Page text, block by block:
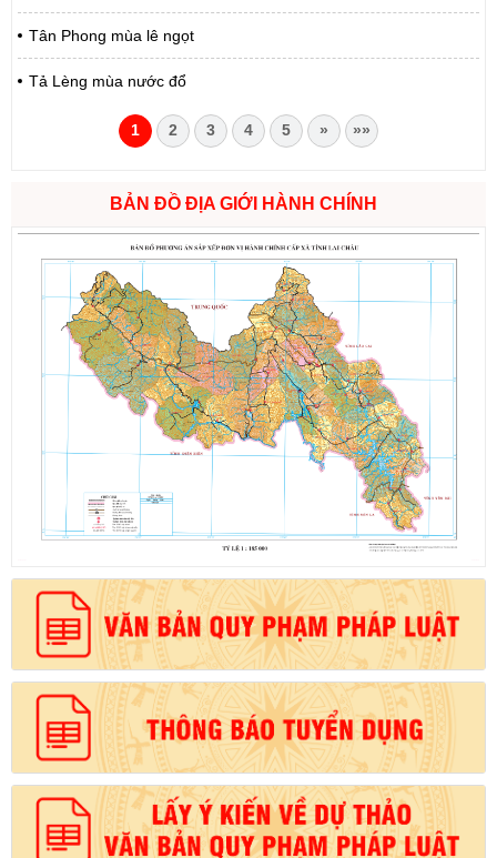
Tân Phong mùa lê ngọt
Tả Lèng mùa nước đổ
1 2 3 4 5 » »»
BẢN ĐỒ ĐỊA GIỚI HÀNH CHÍNH